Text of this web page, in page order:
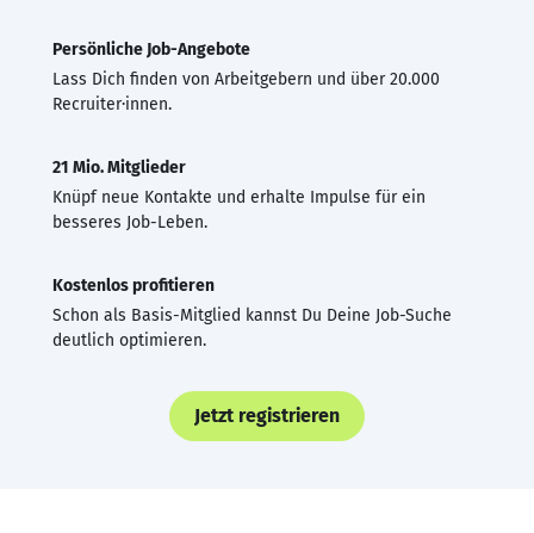
Persönliche Job-Angebote
Lass Dich finden von Arbeitgebern und über 20.000
Recruiter·innen.
21 Mio. Mitglieder
Knüpf neue Kontakte und erhalte Impulse für ein
besseres Job-Leben.
Kostenlos profitieren
Schon als Basis-Mitglied kannst Du Deine Job-Suche
deutlich optimieren.
Jetzt registrieren